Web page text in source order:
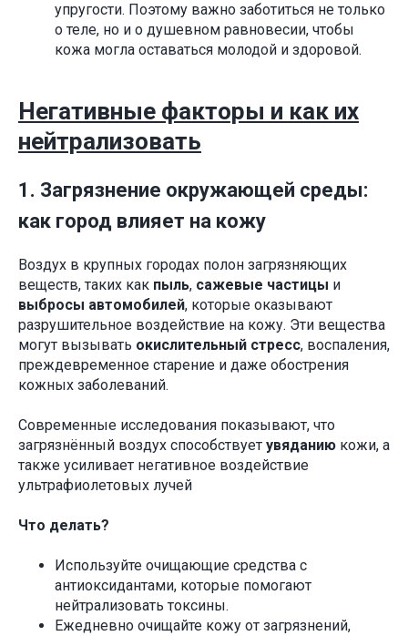
упругости. Поэтому важно заботиться не только
о теле, но и о душевном равновесии, чтобы
кожа могла оставаться молодой и здоровой.
Негативные факторы и как их
нейтрализовать
1. Загрязнение окружающей среды:
как город влияет на кожу
Воздух в крупных городах полон загрязняющих
веществ, таких как пыль, сажевые частицы и
выбросы автомобилей, которые оказывают
разрушительное воздействие на кожу. Эти вещества
могут вызывать окислительный стресс, воспаления,
преждевременное старение и даже обострения
кожных заболеваний.
Современные исследования показывают, что
загрязнённый воздух способствует увяданию кожи, а
также усиливает негативное воздействие
ультрафиолетовых лучей
Что делать?
Используйте очищающие средства с
антиоксидантами, которые помогают
нейтрализовать токсины.
Ежедневно очищайте кожу от загрязнений,